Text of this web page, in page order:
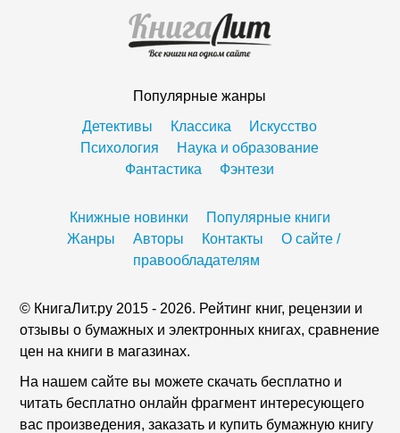
Популярные жанры
Детективы
Классика
Искусство
Психология
Наука и образование
Фантастика
Фэнтези
Книжные новинки
Популярные книги
Жанры
Авторы Контакты
О сайте /
правообладателям
© КнигаЛит.ру 2015 - 2026. Рейтинг книг, рецензии и
отзывы о бумажных и электронных книгах, сравнение
цен на книги в магазинах.
На нашем сайте вы можете скачать бесплатно и
читать бесплатно онлайн фрагмент интересующего
вас произведения, заказать и купить бумажную книгу